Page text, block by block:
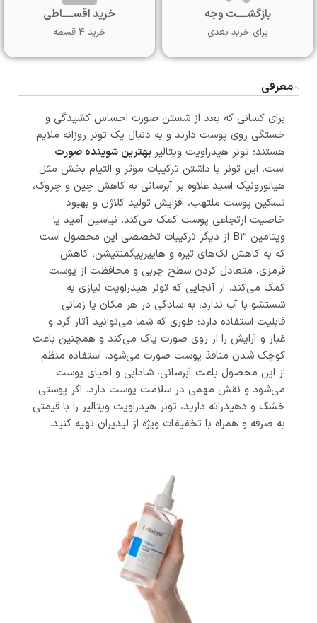
بازگشـــــت وجه
برای خرید بعدی
خرید اقســـــاطی
خرید 4 قسطه
معرفی
برای کسانی که بعد از شستن صورت احساس کشیدگی و
خستگی روی پوست دارند و به دنبال یک تونر روزانه ملایم
هستند؛ تونر هیدراویت ویتالیر بهترین شوینده صورت
است. این تونر با داشتن ترکیبات موثر و التیام بخش مثل
هیالورونیک اسید علاوه بر آبرسانی به کاهش چین و چروک،
تسکین پوست ملتهب، افزایش تولید کلاژن و بهبود
خاصیت ارتجاعی پوست کمک می‌کند. نیاسین آمید یا
ویتامین B3 از دیگر ترکیبات تخصصی این محصول است
که به کاهش لک‌های تیره و‌ هایپرپیگمنتیشن، کاهش
قرمزی، متعادل کردن سطح چربی و محافظت از پوست
کمک می‌کند. از آنجایی که تونر هیدراویت نیازی به
شستشو با آب ندارد، به سادگی در هر مکان یا زمانی
قابلیت استفاده دارد؛ طوری که شما می‌توانید آثار گرد و
غبار و آرایش را از روی صورت پاک می‌کند و همچنین باعث
کوچک شدن منافذ پوست صورت می‌شود. استفاده منظم
از این محصول باعث آبرسانی، شادابی و احیای پوست
می‌شود و نقش مهمی در سلامت پوست دارد. اگر پوستی
خشک و دهیدراته دارید، تونر هیدراویت ویتالیر را با قیمتی
به صرفه و همراه با تخفیفات ویژه از لیدیران تهیه کنید.